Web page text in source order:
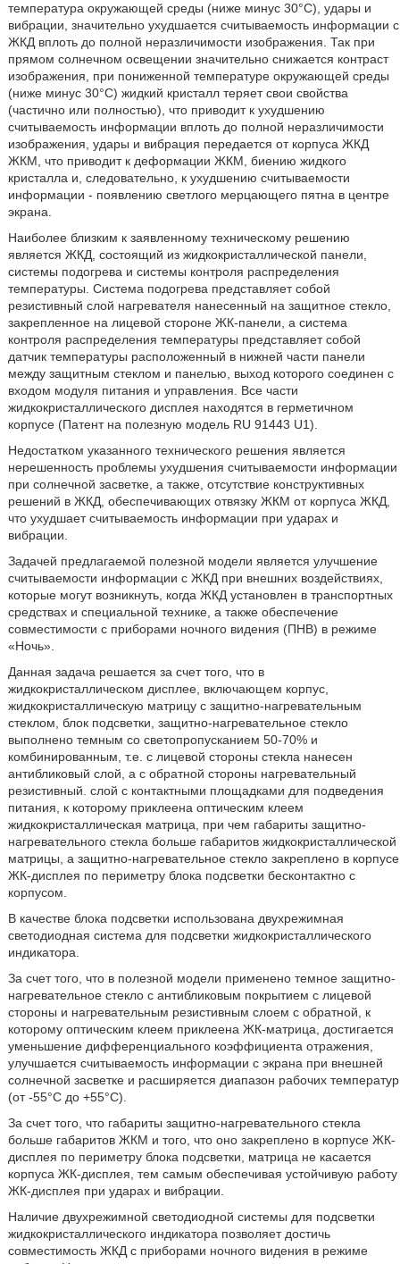
температура окружающей среды (ниже минус 30°C), удары и
вибрации, значительно ухудшается считываемость информации с
ЖКД вплоть до полной неразличимости изображения. Так при
прямом солнечном освещении значительно снижается контраст
изображения, при пониженной температуре окружающей среды
(ниже минус 30°C) жидкий кристалл теряет свои свойства
(частично или полностью), что приводит к ухудшению
считываемость информации вплоть до полной неразличимости
изображения, удары и вибрация передается от корпуса ЖКД
ЖКМ, что приводит к деформации ЖКМ, биению жидкого
кристалла и, следовательно, к ухудшению считываемости
информации - появлению светлого мерцающего пятна в центре
экрана.
Наиболее близким к заявленному техническому решению
является ЖКД, состоящий из жидкокристаллической панели,
системы подогрева и системы контроля распределения
температуры. Система подогрева представляет собой
резистивный слой нагревателя нанесенный на защитное стекло,
закрепленное на лицевой стороне ЖК-панели, а система
контроля распределения температуры представляет собой
датчик температуры расположенный в нижней части панели
между защитным стеклом и панелью, выход которого соединен с
входом модуля питания и управления. Все части
жидкокристаллического дисплея находятся в герметичном
корпусе (Патент на полезную модель RU 91443 U1).
Недостатком указанного технического решения является
нерешенность проблемы ухудшения считываемости информации
при солнечной засветке, а также, отсутствие конструктивных
решений в ЖКД, обеспечивающих отвязку ЖКМ от корпуса ЖКД,
что ухудшает считываемость информации при ударах и
вибрации.
Задачей предлагаемой полезной модели является улучшение
считываемости информации с ЖКД при внешних воздействиях,
которые могут возникнуть, когда ЖКД установлен в транспортных
средствах и специальной технике, а также обеспечение
совместимости с приборами ночного видения (ПНВ) в режиме
«Ночь».
Данная задача решается за счет того, что в
жидкокристаллическом дисплее, включающем корпус,
жидкокристаллическую матрицу с защитно-нагревательным
стеклом, блок подсветки, защитно-нагревательное стекло
выполнено темным со светопропусканием 50-70% и
комбинированным, т.е. с лицевой стороны стекла нанесен
антибликовый слой, а с обратной стороны нагревательный
резистивный. слой с контактными площадками для подведения
питания, к которому приклеена оптическим клеем
жидкокристаллическая матрица, при чем габариты защитно-
нагревательного стекла больше габаритов жидкокристаллической
матрицы, а защитно-нагревательное стекло закреплено в корпусе
ЖК-дисплея по периметру блока подсветки бесконтактно с
корпусом.
В качестве блока подсветки использована двухрежимная
светодиодная система для подсветки жидкокристаллического
индикатора.
За счет того, что в полезной модели применено темное защитно-
нагревательное стекло с антибликовым покрытием с лицевой
стороны и нагревательным резистивным слоем с обратной, к
которому оптическим клеем приклеена ЖК-матрица, достигается
уменьшение дифференциального коэффициента отражения,
улучшается считываемость информации с экрана при внешней
солнечной засветке и расширяется диапазон рабочих температур
(от -55°C до +55°C).
За счет того, что габариты защитно-нагревательного стекла
больше габаритов ЖКМ и того, что оно закреплено в корпусе ЖК-
дисплея по периметру блока подсветки, матрица не касается
корпуса ЖК-дисплея, тем самым обеспечивая устойчивую работу
ЖК-дисплея при ударах и вибрации.
Наличие двухрежимной светодиодной системы для подсветки
жидкокристаллического индикатора позволяет достичь
совместимость ЖКД с приборами ночного видения в режиме